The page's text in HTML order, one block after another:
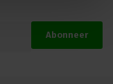
Abonneer